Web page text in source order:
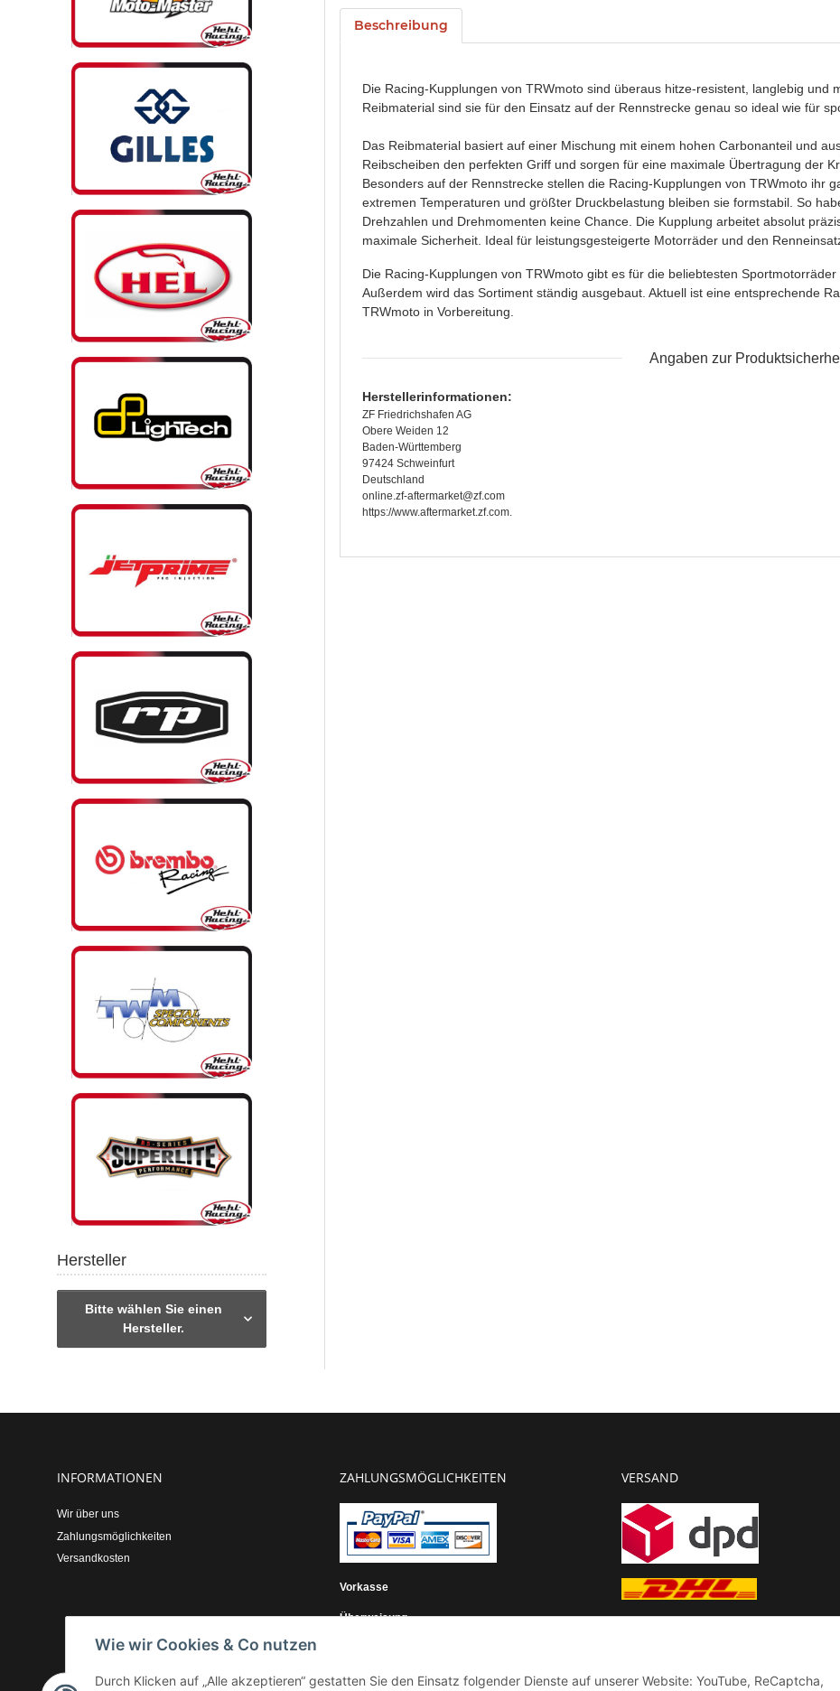
Wie wir Cookies & Co nutzen
Durch Klicken auf „Alle akzeptieren“ gestatten Sie den Einsatz folgender Dienste auf unserer Website: YouTube, ReCaptcha,
Beschreibung
Die Racing-Kupplungen von TRWmoto sind überaus hitze-resistent, langlebig und
Reibmaterial sind sie für den Einsatz auf der Rennstrecke genau so ideal wie für
Das Reibmaterial basiert auf einer Mischung mit einem hohen Carbonanteil und
Reibscheiben den perfekten Griff und sorgen für eine maximale Übertragung der
Besonders auf der Rennstrecke stellen die Racing-Kupplungen von TRWmoto ihr
extremen Temperaturen und größter Druckbelastung bleiben sie formstabil. So
Drehzahlen und Drehmomenten keine Chance. Die Kupplung arbeitet absolut
maximale Sicherheit. Ideal für leistungsgesteigerte Motorräder und den
Die Racing-Kupplungen von TRWmoto gibt es für die beliebtesten
Außerdem wird das Sortiment ständig ausgebaut. Aktuell ist eine entsprechende
TRWmoto in Vorbereitung.
Angaben zur
Herstellerinformationen:
ZF Friedrichshafen AG
Obere Weiden 12
Baden-Württemberg
97424 Schweinfurt
Deutschland
online.zf-aftermarket@zf.com
https://www.aftermarket.zf.com.
Hersteller
Bitte wählen Sie einen
Hersteller.
INFORMATIONEN
Wir über uns
Zahlungsmöglichkeiten
Versandkosten
ZAHLUNGSMÖGLICHKEITEN
Vorkasse
Überweisung
VERSAND